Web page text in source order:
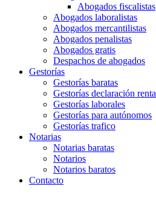
Abogados fiscalistas
Abogados laboralistas
Abogados mercantilistas
Abogados penalistas
Abogados gratis
Despachos de abogados
Gestorías
Gestorías baratas
Gestorías declaración renta
Gestorías laborales
Gestorías para autónomos
Gestorías trafico
Notarias
Notarias baratas
Notarios
Notarios baratos
Contacto